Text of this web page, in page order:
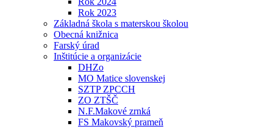
Rok 2023
Základná škola s materskou školou
Obecná knižnica
Farský úrad
Inštitúcie a organizácie
DHZo
MO Matice slovenskej
SZTP ZPCCH
ZO ZTŠČ
N.F.Makové zrnká
FS Makovský prameň